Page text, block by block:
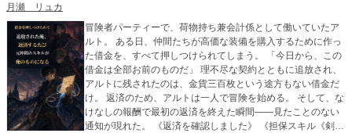
月瀬 リュカ
冒険者パーティーで、荷物持ち兼会計係として働いていたア
ルト。 ある日、仲間たちが高価な装備を購入するために作っ
た借金を、すべて押しつけられてしまう。 「今日から、この
借金は全部お前のものだ」 理不尽な契約とともに追放され、
アルトに残されたのは、金貨三百枚という途方もない借金だ
け。 返済のため、アルトは一人で冒険を始める。 そして、な
けなしの報酬で最初の返済を終えた瞬間――見たことのない
通知が現れた。 《返済を確認しました》 《担保スキル《剣術